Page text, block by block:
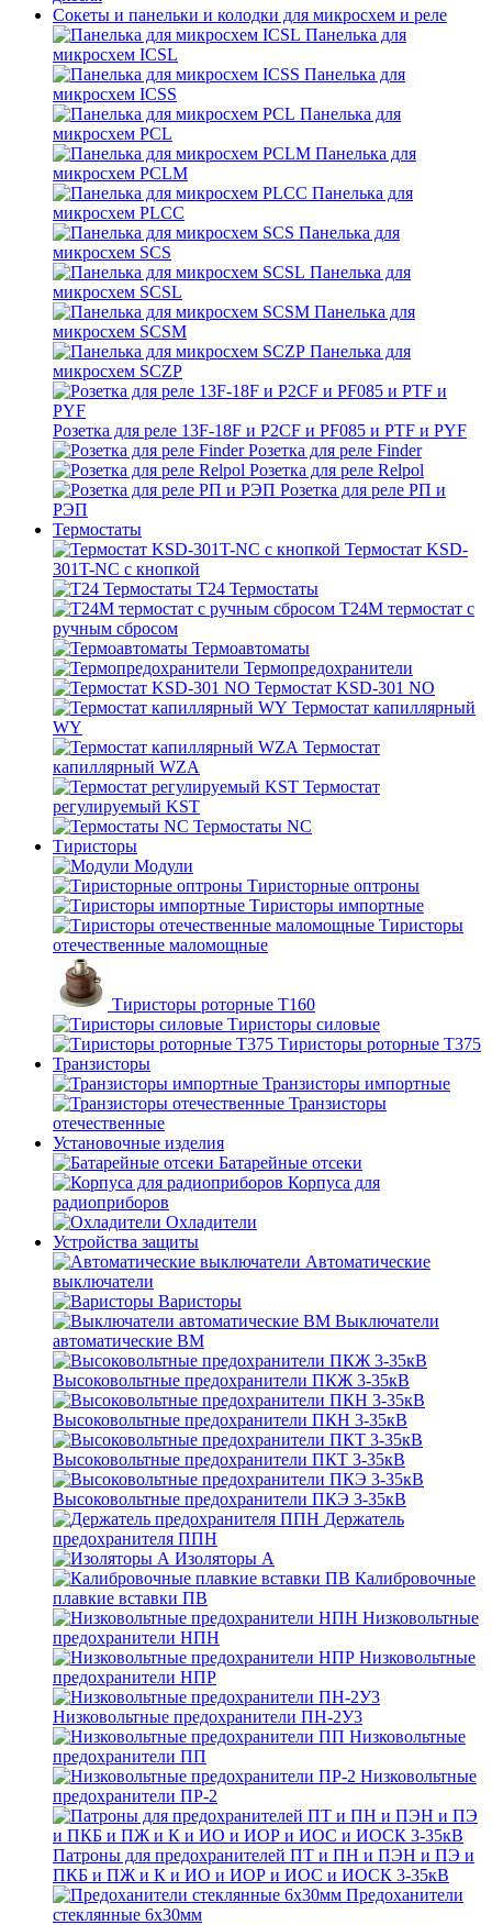
Сокеты и панельки и колодки для микросхем и реле
Панелька для
микросхем ICSL
Панелька для
микросхем ICSS
Панелька для
микросхем PCL
Панелька для
микросхем PCLM
Панелька для
микросхем PLCC
Панелька для
микросхем SCS
Панелька для
микросхем SCSL
Панелька для
микросхем SCSM
Панелька для
микросхем SCZP
Розетка для реле 13F-18F и P2CF и PF085 и PTF и PYF
Розетка для реле Finder
Розетка для реле Relpol
Розетка для реле РП и
РЭП
Термостаты
Термостат KSD-
301T-NC с кнопкой
T24 Термостаты
T24M термостат с
ручным сбросом
Термоавтоматы
Термопредохранители
Термостат KSD-301 NO
Термостат капиллярный
WY
Термостат
капиллярный WZA
Термостат
регулируемый KST
Термостаты NC
Тиристоры
Модули
Тиристорные оптроны
Тиристоры импортные
Тиристоры
отечественные маломощные
Тиристоры роторные Т160
Тиристоры силовые
Тиристоры роторные Т375
Транзисторы
Транзисторы импортные
Транзисторы
отечественные
Установочные изделия
Батарейные отсеки
Корпуса для
радиоприборов
Охладители
Устройства защиты
Автоматические
выключатели
Варисторы
Выключатели
автоматические ВМ
Высоковольтные предохранители ПКЖ 3-35кВ
Высоковольтные предохранители ПКН 3-35кВ
Высоковольтные предохранители ПКТ 3-35кВ
Высоковольтные предохранители ПКЭ 3-35кВ
Держатель
предохранителя ППН
Изоляторы А
Калибровочные
плавкие вставки ПВ
Низковольтные
предохранители НПН
Низковольтные
предохранители НПР
Низковольтные предохранители ПН-2У3
Низковольтные
предохранители ПП
Низковольтные
предохранители ПР-2
Патроны для предохранителей ПТ и ПН и ПЭН и ПЭ и
ПКБ и ПЖ и К и ИО и ИОР и ИОС и ИОСК 3-35кВ
Предоханители
стеклянные 6х30мм